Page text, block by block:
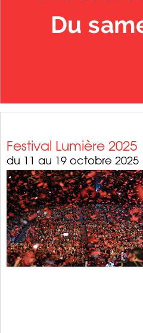
Festival Lumière 2025
du 11 au 19 octobre 2025